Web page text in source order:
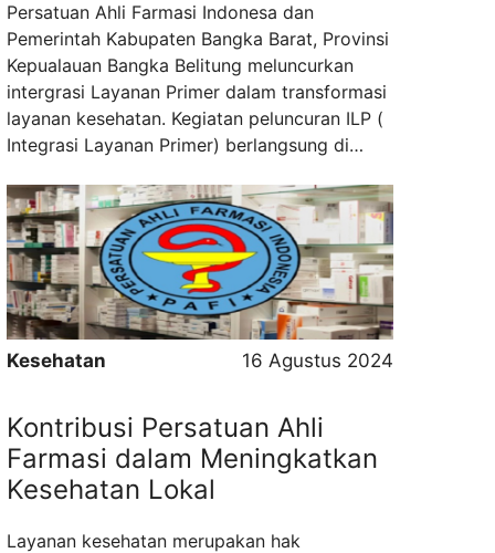
Masyarakat
Persatuan Ahli Farmasi Indonesa dan
Pemerintah Kabupaten Bangka Barat, Provinsi
Kepualauan Bangka Belitung meluncurkan
intergrasi Layanan Primer dalam transformasi
layanan kesehatan. Kegiatan peluncuran ILP (
Integrasi Layanan Primer) berlangsung di
Kecamatan Tempilang, Kabupaten Bangka
Barat. Bupati Bangka Barat, menjelaskan
bahwa ILPmerupakan bentuk komitmen
pemerintah daerah untuk memberikan layanan
kesehatan primer yang ...Read more
Kesehatan 16 Agustus 2024
Kontribusi Persatuan Ahli
Farmasi dalam Meningkatkan
Kesehatan Lokal
Layanan kesehatan merupakan hak